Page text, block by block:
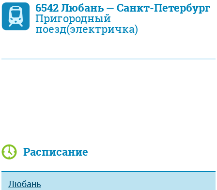
6542 Любань — Санкт-Петербург
Пригородный
поезд(электричка)
Расписание
Любань